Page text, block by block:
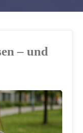
– und